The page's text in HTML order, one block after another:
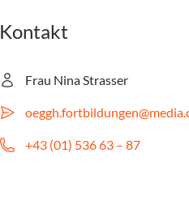
Kontakt
Frau Nina Strasser
+43 (01) 536 63 – 87